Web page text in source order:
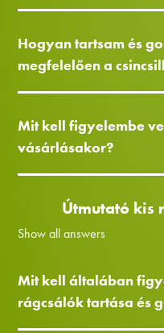
Hogyan tartsam és
megfelelően a
Mit kell figyelembe
vásárlásakor?
Útmutató kis
Show all answers
Mit kell általában
rágcsálók tartása és